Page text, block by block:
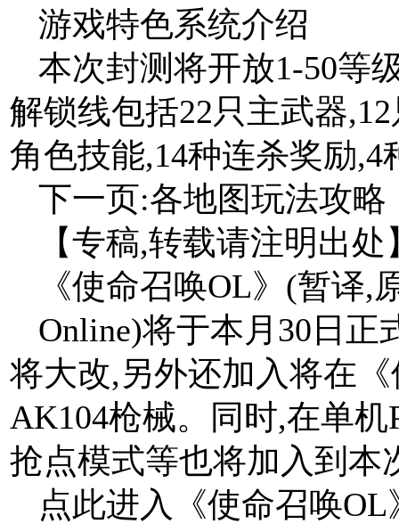
游戏特色系统介绍
本次封测将开放1-50等
解锁线包括22只主武器
角色技能,14种连杀奖励,4
下一页:各地图玩法攻略
【专稿,转载请注明出处
《使命召唤OL》(暂译,
Online)将于本月30日
将大改,另外还加入将在
AK104枪械。同时,在单
抢点模式等也将加入到本
点此进入《使命召唤